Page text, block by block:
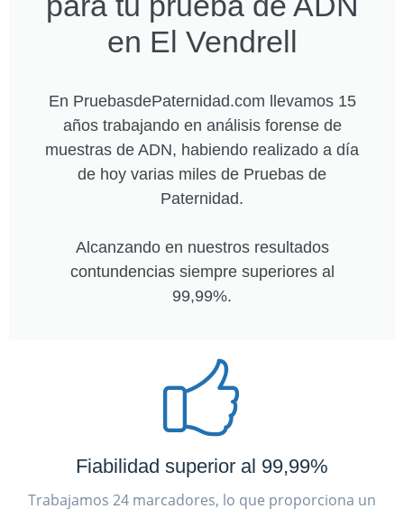
en El Vendrell
En PruebasdePaternidad.com llevamos 15
años trabajando en análisis forense de
muestras de ADN, habiendo realizado a día
de hoy varias miles de Pruebas de
Paternidad.
Alcanzando en nuestros resultados
contundencias siempre superiores al
99,99%.
Fiabilidad superior al 99,99%
Trabajamos 24 marcadores, lo que proporciona un